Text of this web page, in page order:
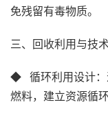
免残留有毒物质。
三、回收利用与技
◆ 循环利用设计‌：
燃料，建立资源循环